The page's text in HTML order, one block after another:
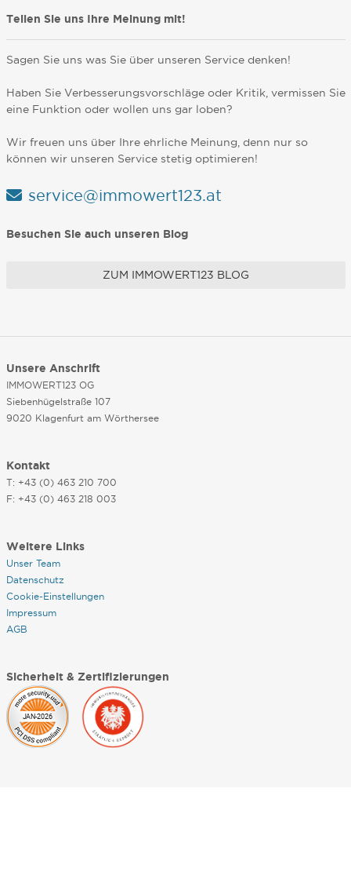
Teilen Sie uns Ihre Meinung mit!
Sagen Sie uns was Sie über unseren Service denken!
Haben Sie Verbesserungsvorschläge oder Kritik, vermissen Sie
eine Funktion oder wollen uns gar loben?
Wir freuen uns über Ihre ehrliche Meinung, denn nur so
können wir unseren Service stetig optimieren!
service@immowert123.at
Besuchen Sie auch unseren Blog
ZUM IMMOWERT123 BLOG
Unsere Anschrift
IMMOWERT123 OG
Siebenhügelstraße 107
9020 Klagenfurt am Wörthersee
Kontakt
T: +43 (0) 463 210 700
F: +43 (0) 463 218 003
Weitere Links
Unser Team
Datenschutz
Cookie-Einstellungen
Impressum
AGB
Sicherheit & Zertifizierungen